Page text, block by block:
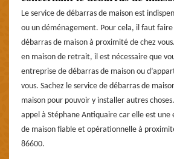
Le service de débarras de maison est
ou un déménagement. Pour cela, il faut faire
débarras de maison à proximité de chez
en maison de retrait, il est nécessaire que
entreprise de débarras de maison ou
vous. Sachez le service de débarras de
maison pour pouvoir y installer autres
appel à Stéphane Antiquaire car elle est
de maison fiable et opérationnelle à
86600.